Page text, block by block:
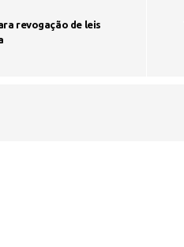
revogação de leis